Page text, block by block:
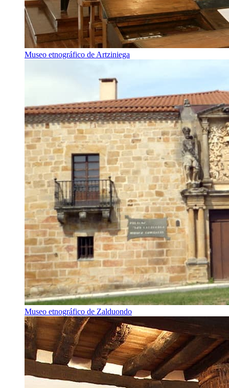
Museo etnográfico de Artziniega
Museo etnográfico de Zalduondo